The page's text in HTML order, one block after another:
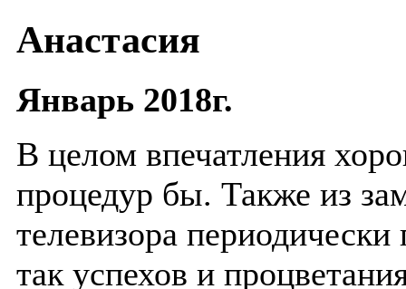
Анастасия
Январь 2018г.
В целом впечатления
процедур бы. Также из
телевизора
так успехов и